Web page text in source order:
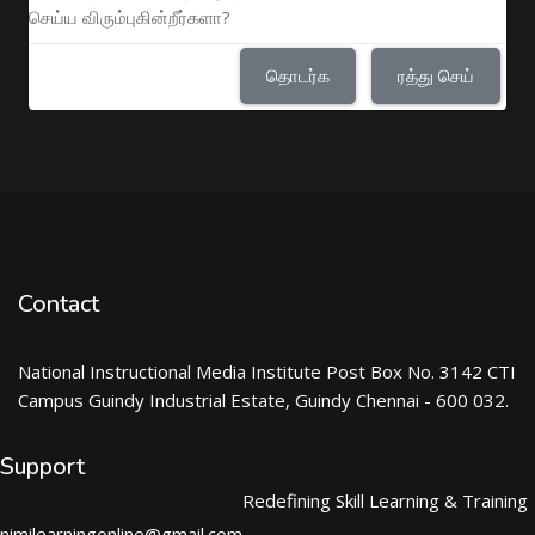
செய்ய விரும்புகின்றீர்களா?
தொடர்க ரத்து செய்
Contact
National Instructional Media Institute Post Box No. 3142 CTI
Campus Guindy Industrial Estate, Guindy Chennai - 600 032.
Support
Redefining Skill Learning & Training